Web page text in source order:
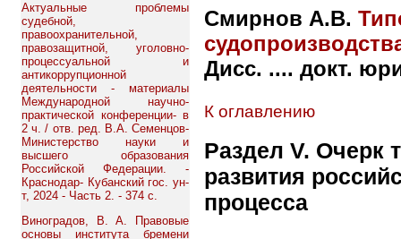
Актуальные проблемы
судебной,
правоохранительной,
правозащитной, уголовно-
процессуальной и
антикоррупционной
деятельности - материалы
Международной научно-
практической конференции- в
2 ч. / отв. ред. В.А. Семенцов-
Министерство науки и
высшего образования
Российской Федерации. -
Краснодар- Кубанский гос. ун-
т, 2024 - Часть 2. - 374 с.
Виноградов, В. А. Правовые
основы института бремени
Смирнов А.В.
Дисс. .... докт.
К оглавлению
Раздел V. Очерк
развития
процесса